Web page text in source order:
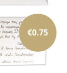
€0.75